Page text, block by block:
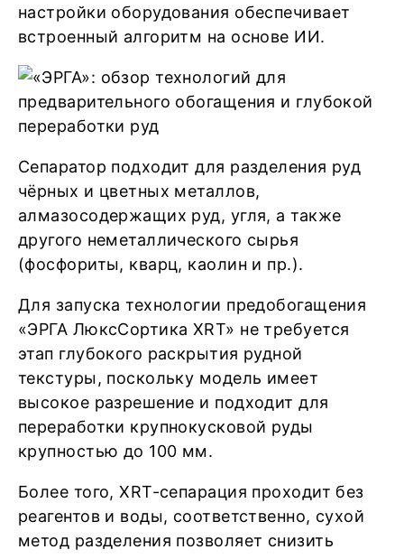
настройки оборудования обеспечивает
встроенный алгоритм на основе ИИ.
Сепаратор подходит для разделения руд
чёрных и цветных металлов,
алмазосодержащих руд, угля, а также
другого неметаллического сырья
(фосфориты, кварц, каолин и пр.).
Для запуска технологии предобогащения
«ЭРГА ЛюксСортика XRT» не требуется
этап глубокого раскрытия рудной
текстуры, поскольку модель имеет
высокое разрешение и подходит для
переработки крупнокусковой руды
крупностью до 100 мм.
Более того, XRT-сепарация проходит без
реагентов и воды, соответственно, сухой
метод разделения позволяет снизить